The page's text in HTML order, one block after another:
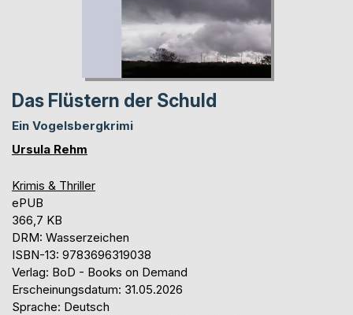
Das Flüstern der Schuld
Ein Vogelsbergkrimi
Ursula Rehm
Krimis & Thriller
ePUB
366,7 KB
DRM: Wasserzeichen
ISBN-13: 9783696319038
Verlag: BoD - Books on Demand
Erscheinungsdatum: 31.05.2026
Sprache: Deutsch